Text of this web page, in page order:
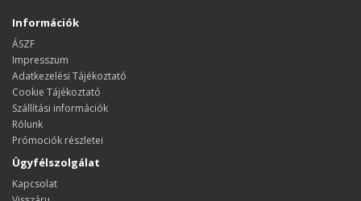
Információk
ÁSZF
Impresszum
Adatkezelési Tájékoztató
Cookie Tájékoztató
Szállítási információk
Rólunk
Prómociók részletei
Ügyfélszolgálat
Kapcsolat